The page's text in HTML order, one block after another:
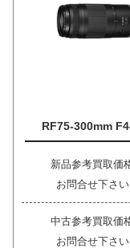
RF75-300mm
新品参考買取価
お問合せ下さい
中古参考買取価
お問合せ下さい